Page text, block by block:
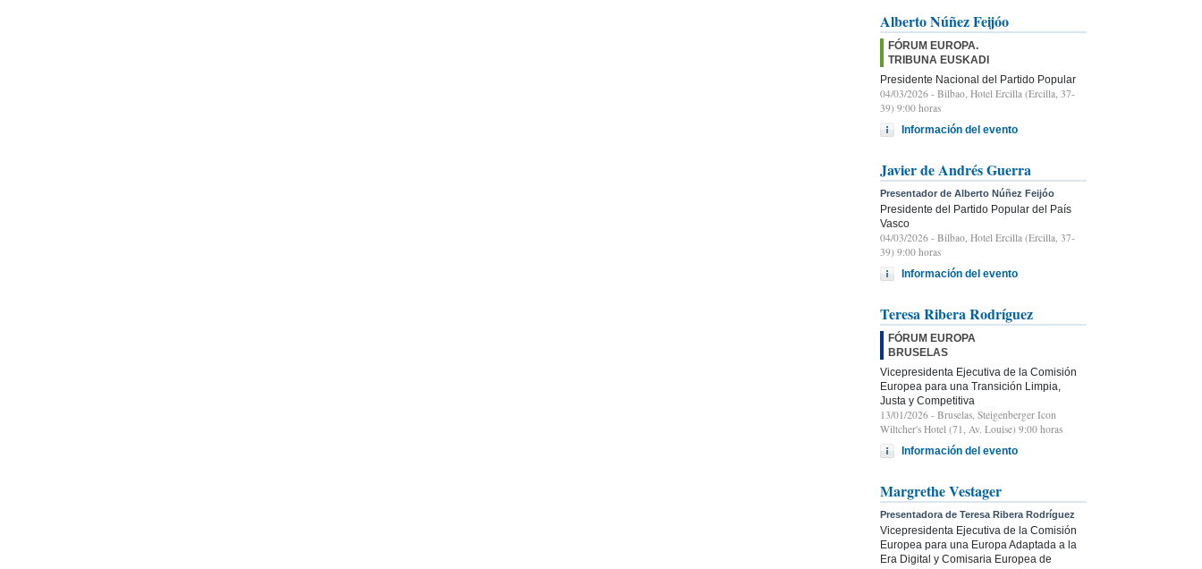
Alberto Núñez Feijóo
FÓRUM EUROPA.
TRIBUNA EUSKADI
Presidente Nacional del Partido Popular
04/03/2026 - Bilbao, Hotel Ercilla (Ercilla, 37-
39) 9:00 horas
Información del evento
Javier de Andrés Guerra
Presentador de Alberto Núñez Feijóo
Presidente del Partido Popular del País
Vasco
04/03/2026 - Bilbao, Hotel Ercilla (Ercilla, 37-
39) 9:00 horas
Información del evento
Teresa Ribera Rodríguez
FÓRUM EUROPA
BRUSELAS
Vicepresidenta Ejecutiva de la Comisión
Europea para una Transición Limpia,
Justa y Competitiva
13/01/2026 - Bruselas, Steigenberger Icon
Wiltcher's Hotel (71, Av. Louise) 9:00 horas
Información del evento
Margrethe Vestager
Presentadora de Teresa Ribera Rodríguez
Vicepresidenta Ejecutiva de la Comisión
Europea para una Europa Adaptada a la
Era Digital y Comisaria Europea de